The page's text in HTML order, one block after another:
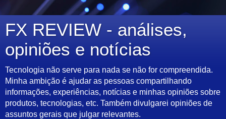
FX REVIEW - análises,
opiniões e notícias
Tecnologia não serve para nada se não for compreendida.
Minha ambição é ajudar as pessoas compartilhando
informações, experiências, notícias e minhas opiniões sobre
produtos, tecnologias, etc. Também divulgarei opiniões de
assuntos gerais que julgar relevantes.